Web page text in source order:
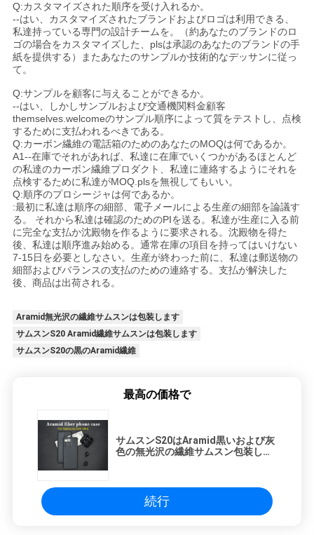
Q:カスタマイズされた順序を受け入れるか。
--はい、カスタマイズされたブランドおよびロゴは利用できる、
私達持っている専門の設計チームを。（約あなたのブランドのロ
ゴの場合をカスタマイズした、plsは承認のあなたのブランドの手
紙を提供する）またあなたのサンプルか技術的なデッサンに従っ
て。
Q:サンプルを顧客に与えることができるか。
--はい、しかしサンプルおよび交通機関料金顧客
themselves.welcomeのサンプル順序によって質をテストし、点検
するために支払われるべきである。
Q:カーボン繊維の電話箱のためのあなたのMOQは何であるか。
A1--在庫でそれがあれば、私達に在庫でいくつかがあるほとんど
の私達のカーボン繊維プロダクト、私達に連絡するようにそれを
点検するために私達がMOQ.plsを無視してもいい。
Q:順序のプロシージャは何であるか。
:最初に私達は順序の細部、電子メールによる生産の細部を論議す
る。 それから私達は確認のためのPIを送る。私達が生産に入る前
に完全な支払か沈殿物を作るように要求される。沈殿物を得た
後、私達は順序進み始める。通常在庫の項目を持ってはいけない
7-15日を必要としなさい。生産が終わった前に、私達は郵送物の
細部およびバランスの支払のための連絡する。支払が解決した
後、商品は出荷される。
Aramid無光沢の繊維サムスンは包装します
サムスンS20 Aramid繊維サムスンは包装します
サムスンS20の黒のAramid繊維
最高の価格で
サムスンS20はAramid黒いおよび灰
色の無光沢の繊維サムスン包装しま
続行